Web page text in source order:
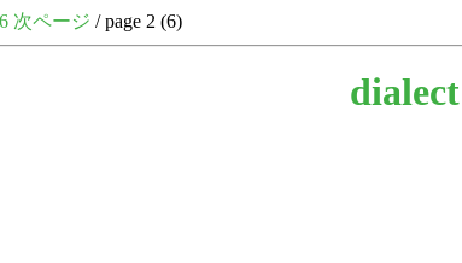
6 次ページ / page 2 (6)